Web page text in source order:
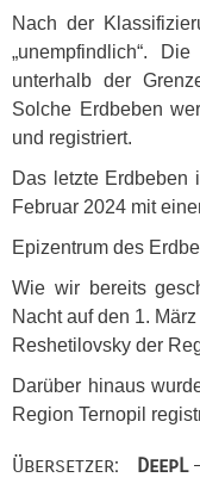
Nach der
„unempfindlich“.
unterhalb der
Solche Erdbeben
und registriert.
Das letzte Erdbeben
Februar 2024 mit
Epizentrum des
Wie wir bereits
Nacht auf den 1.
Reshetilovsky der
Darüber hinaus
Region Ternopil
Übersetzer: DeepL